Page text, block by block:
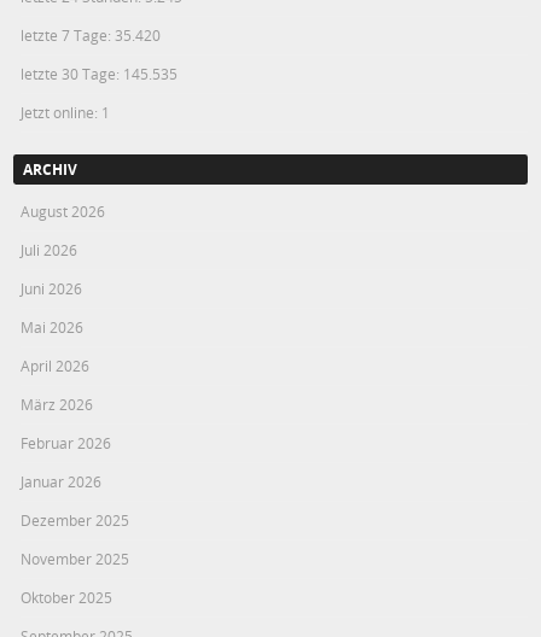
letzte 7 Tage: 35.420
letzte 30 Tage: 145.535
Jetzt online: 1
ARCHIV
August 2026
Juli 2026
Juni 2026
Mai 2026
April 2026
März 2026
Februar 2026
Januar 2026
Dezember 2025
November 2025
Oktober 2025